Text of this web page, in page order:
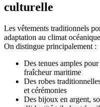
culturelle
Les vêtements traditionnels
adaptation au climat
On distingue principalement :
Des tenues amples
fraîcheur maritime
Des robes
et cérémonies
Des bijoux en argent,